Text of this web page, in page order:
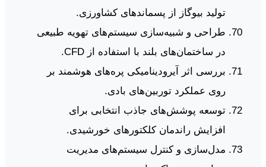
تولید بیوگاز از پسماندهای کشاورزی.
طراحی و شبیه‌سازی سیستم‌های تهویه طبیعی
در ساختمان‌های بلند با استفاده از CFD.
بررسی اثر آیرودینامیکی پره‌های هوشمند بر
روی عملکرد توربین‌های بادی.
توسعه پوشش‌های جاذب انتخابی برای
افزایش راندمان کلکتورهای خورشیدی.
مدل‌سازی و کنترل سیستم‌های مدیریت